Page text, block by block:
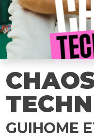
GUIHOME